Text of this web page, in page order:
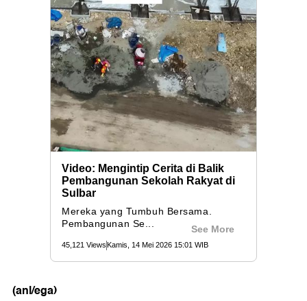
(anl/ega)